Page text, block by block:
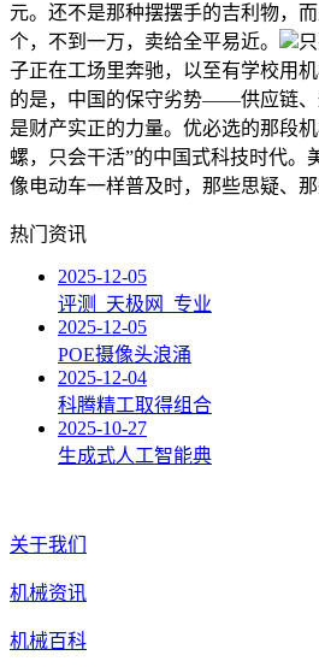
元。还不是那种摆摆手的吉利物，
个，不到一万，卖给全平易近。
子正在工场里奔驰，以至有学校用
的是，中国的保守劣势——供应链、
是财产实正的力量。优必选的那段
螺，只会干活”的中国式科技时代。
像电动车一样普及时，那些思疑、
热门资讯
2025-12-05
评测_天极网_专业
2025-12-05
POE摄像头浪涌
2025-12-04
科腾精工取得组合
2025-10-27
生成式人工智能典
关于我们
机械资讯
机械百科